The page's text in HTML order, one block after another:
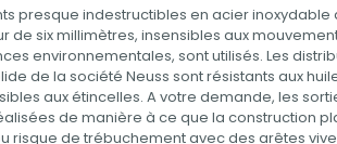
presque indestructibles en acier inoxydable
de six millimètres, insensibles aux
environnementales, sont utilisés. Les
de la société Neuss sont résistants aux
aux étincelles. A votre demande, les
de manière à ce que la construction
risque de trébuchement avec des arêtes